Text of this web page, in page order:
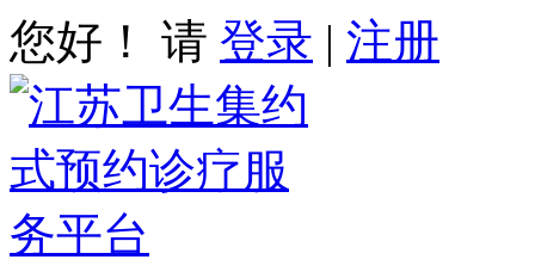
您好！ 请 登录 | 注册